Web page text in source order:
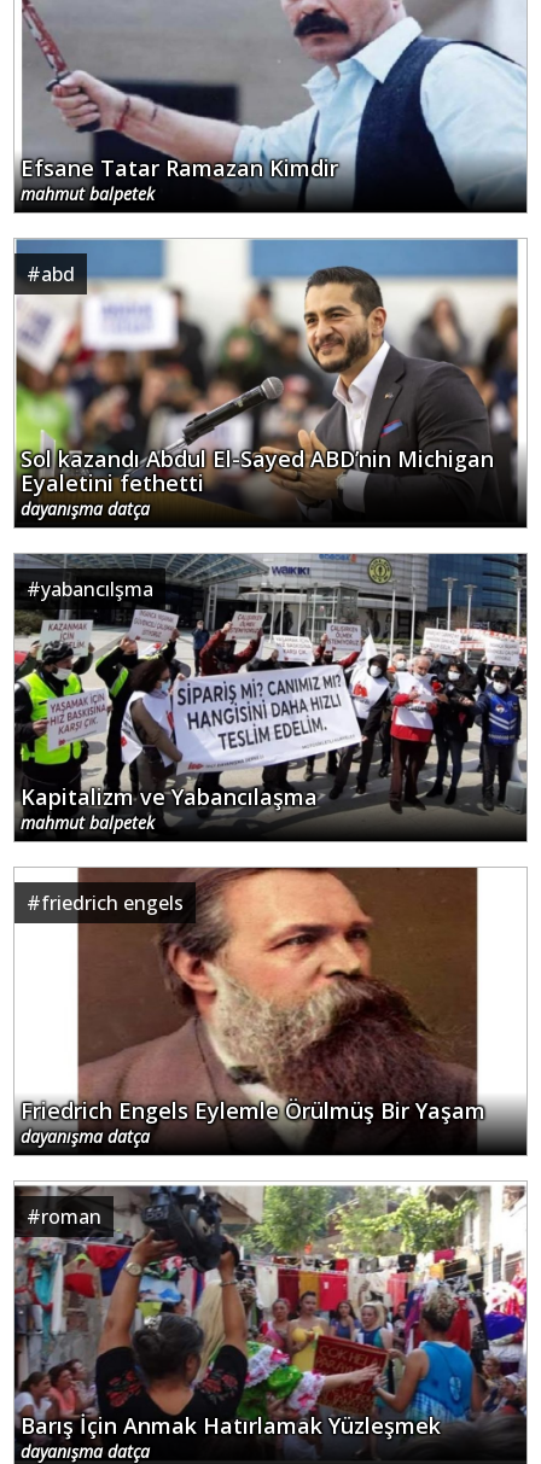
Efsane Tatar Ramazan Kimdir
mahmut balpetek
#abd
Sol kazandı Abdul El-Sayed ABD’nin Michigan
Eyaletini fethetti
dayanışma datça
#yabancılşma
Kapitalizm ve Yabancılaşma
mahmut balpetek
#friedrich engels
Friedrich Engels Eylemle Örülmüş Bir Yaşam
dayanışma datça
#roman
Barış İçin Anmak Hatırlamak Yüzleşmek
dayanışma datça